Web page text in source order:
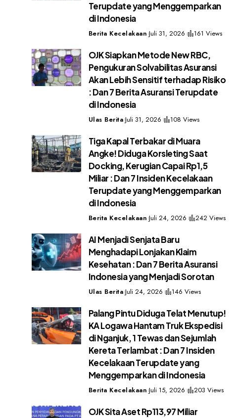
Terupdate yang Menggemparkan
di Indonesia
Berita Kecelakaan Juli 31, 2026 161 Views
OJK Siapkan Metode New RBC,
Pengukuran Solvabilitas Asuransi
Akan Lebih Sensitif terhadap Risiko
: Dan 7 Berita Asuransi Terupdate
di Indonesia
Ulas Berita Juli 31, 2026 108 Views
Tiga Kapal Terbakar di Muara
Angke! Diduga Korsleting Saat
Docking, Kerugian Capai Rp1,5
Miliar : Dan 7 Insiden Kecelakaan
Terupdate yang Menggemparkan
di Indonesia
Berita Kecelakaan Juli 24, 2026 242 Views
AI Menjadi Senjata Baru
Menghadapi Lonjakan Klaim
Kesehatan : Dan 7 Berita Asuransi
Indonesia yang Menjadi Sorotan
Ulas Berita Juli 24, 2026 146 Views
Palang Pintu Diduga Telat Menutup!
KA Logawa Hantam Truk Ekspedisi
di Nganjuk, 1 Tewas dan Sejumlah
Kereta Terlambat : Dan 7 Insiden
Kecelakaan Terupdate yang
Menggemparkan di Indonesia
Berita Kecelakaan Juli 15, 2026 203 Views
OJK Sita Aset Rp113,97 Miliar